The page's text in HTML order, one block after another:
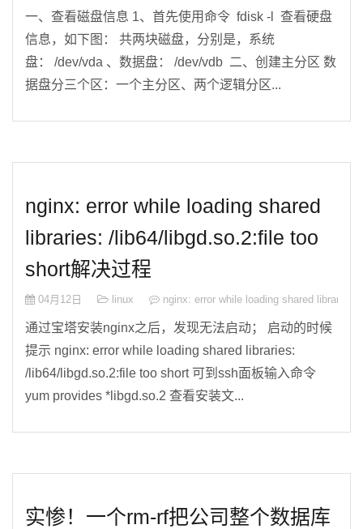
一、查看磁盘信息 1、首先使用命令 fdisk -l 查看硬盘
信息，如下图： 共两块磁盘，分别是，系统
盘： /dev/vda 、数据盘： /dev/vdb 二、创建主分区 数
据盘分三个区：一个主分区、两个逻辑分区...
nginx: error while loading shared
libraries: /lib64/libgd.so.2:file too
short解决过程
04月12日 linux nginx: error while loading shared
通过宝塔安装nginx之后，发现无法启动； 启动的时候
提示 nginx: error while loading shared libraries:
/lib64/libgd.so.2:file too short 可到ssh面板输入命令
yum provides *libgd.so.2 查看安装文...
实惨！一个rm-rf把公司整个数据库